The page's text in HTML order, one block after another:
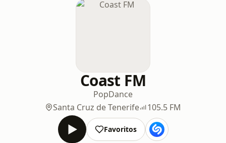
Coast FM
PopDance
Santa Cruz de Tenerife
105.5 FM
Favoritos